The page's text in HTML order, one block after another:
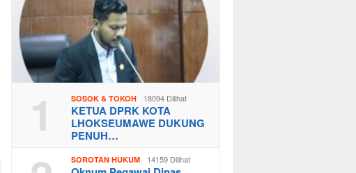
1 SOSOK & TOKOH 18094 Dilihat
KETUA DPRK KOTA
LHOKSEUMAWE DUKUNG
PENUH…
SOROTAN HUKUM 14159 Dilihat